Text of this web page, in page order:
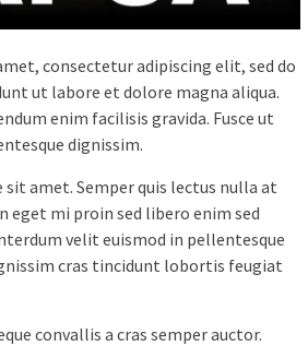
consectetur adipiscing elit, sed do
ut labore et dolore magna aliqua.
enim facilisis gravida. Fusce ut
dignissim.
sit amet. Semper quis lectus nulla at
eget mi proin sed libero enim sed
velit euismod in pellentesque
cras tincidunt lobortis feugiat
convallis a cras semper auctor.